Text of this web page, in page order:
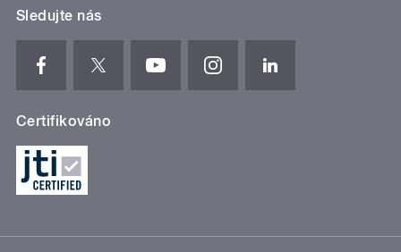
Sledujte nás
Certifikováno